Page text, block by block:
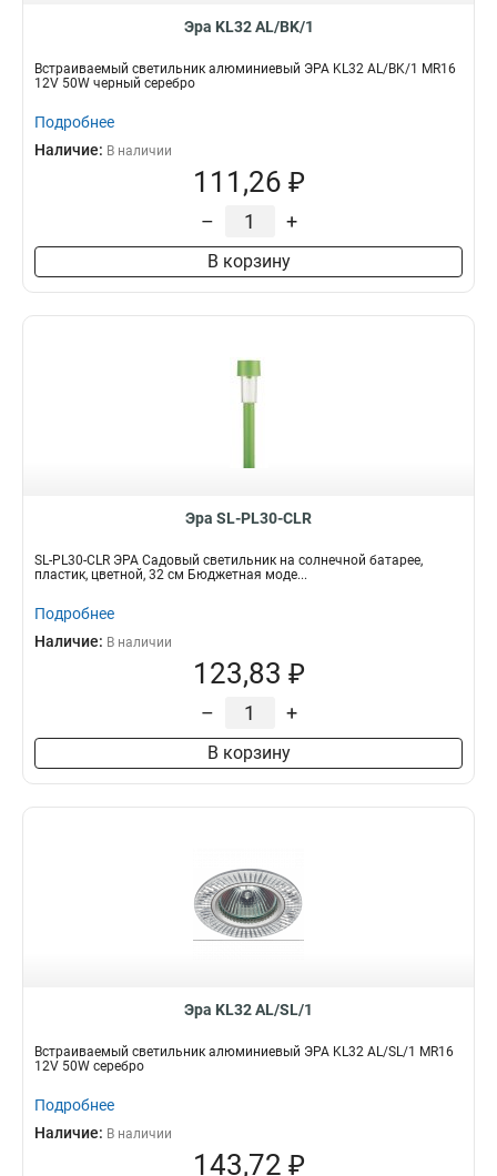
Эра KL32 AL/BK/1
Встраиваемый светильник алюминиевый ЭРА KL32 AL/BK/1 MR16
12V 50W черный серебро
Подробнее
Наличие: В наличии
111,26 ₽
– +
В корзину
Эра SL-PL30-CLR
SL-PL30-CLR ЭРА Садовый светильник на солнечной батарее,
пластик, цветной, 32 см Бюджетная моде...
Подробнее
Наличие: В наличии
123,83 ₽
– +
В корзину
Эра KL32 AL/SL/1
Встраиваемый светильник алюминиевый ЭРА KL32 AL/SL/1 MR16
12V 50W серебро
Подробнее
Наличие: В наличии
143,72 ₽